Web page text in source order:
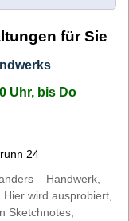
für Sie
Uhr, bis Do
24
– Handwerk,
wird ausprobiert,
Sketchnotes,